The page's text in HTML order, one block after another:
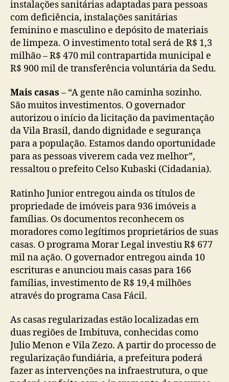
instalações sanitárias adaptadas para pessoas
com deficiência, instalações sanitárias
feminino e masculino e depósito de materiais
de limpeza. O investimento total será de R$ 1,3
milhão – R$ 470 mil contrapartida municipal e
R$ 900 mil de transferência voluntária da Sedu.
Mais casas – “A gente não caminha sozinho.
São muitos investimentos. O governador
autorizou o início da licitação da pavimentação
da Vila Brasil, dando dignidade e segurança
para a população. Estamos dando oportunidade
para as pessoas viverem cada vez melhor”,
ressaltou o prefeito Celso Kubaski (Cidadania).
Ratinho Junior entregou ainda os títulos de
propriedade de imóveis para 936 imóveis a
famílias. Os documentos reconhecem os
moradores como legítimos proprietários de suas
casas. O programa Morar Legal investiu R$ 677
mil na ação. O governador entregou ainda 10
escrituras e anunciou mais casas para 166
famílias, investimento de R$ 19,4 milhões
através do programa Casa Fácil.
As casas regularizadas estão localizadas em
duas regiões de Imbituva, conhecidas como
Julio Menon e Vila Zezo. A partir do processo de
regularização fundiária, a prefeitura poderá
fazer as intervenções na infraestrutura, o que